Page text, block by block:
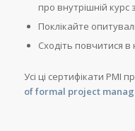
про внутрішній курс
Поклікайте
Сходіть повчитися
Усі ці сертифікати PMI
of formal project